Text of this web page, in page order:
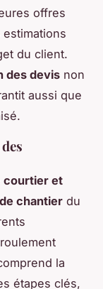
offres
du client.
des devis non
aussi que
courtier et
chantier du
la
étapes clés,